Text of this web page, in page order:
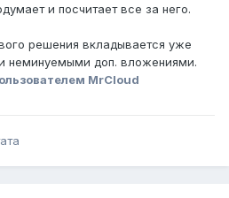
и посчитает все за него.
решения вкладывается уже
неминуемыми доп. вложениями.
MrCloud